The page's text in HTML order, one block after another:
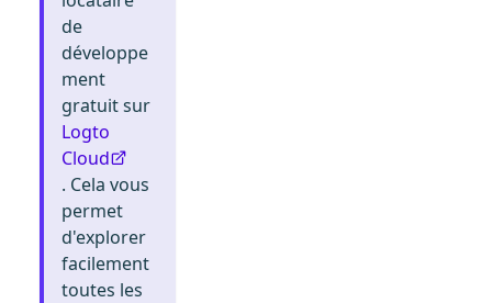
de
développe
ment
gratuit sur
Logto
Cloud
. Cela vous
permet
d'explorer
facilement
toutes les